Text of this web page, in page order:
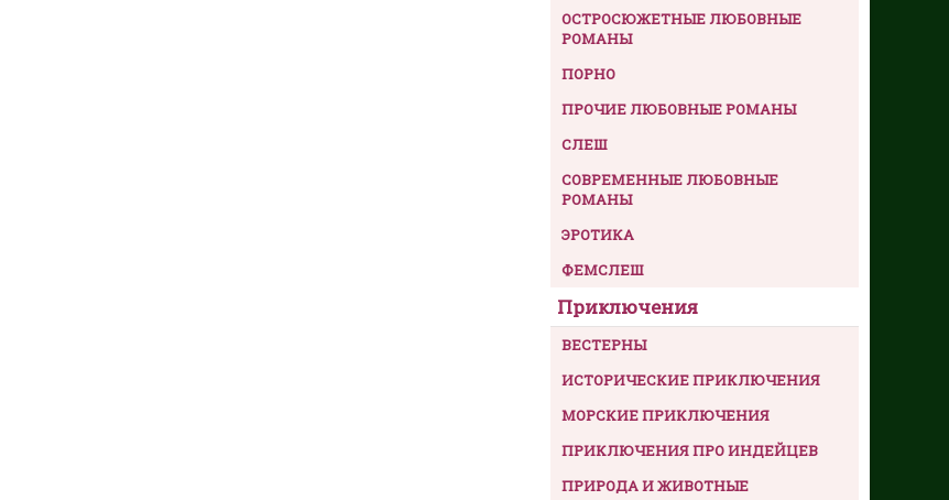
ОСТРОСЮЖЕТНЫЕ ЛЮБОВНЫЕ
РОМАНЫ
ПОРНО
ПРОЧИЕ ЛЮБОВНЫЕ РОМАНЫ
СЛЕШ
СОВРЕМЕННЫЕ ЛЮБОВНЫЕ
РОМАНЫ
ЭРОТИКА
ФЕМСЛЕШ
Приключения
ВЕСТЕРНЫ
ИСТОРИЧЕСКИЕ ПРИКЛЮЧЕНИЯ
МОРСКИЕ ПРИКЛЮЧЕНИЯ
ПРИКЛЮЧЕНИЯ ПРО ИНДЕЙЦЕВ
ПРИРОДА И ЖИВОТНЫЕ